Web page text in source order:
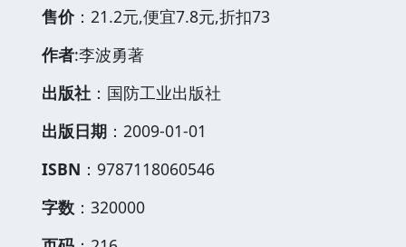
售价：21.2元,便宜7.8元,折扣73
作者:李波勇著
出版社 ：国防工业出版社
出版日期 ：2009-01-01
ISBN ：9787118060546
字数 ：320000